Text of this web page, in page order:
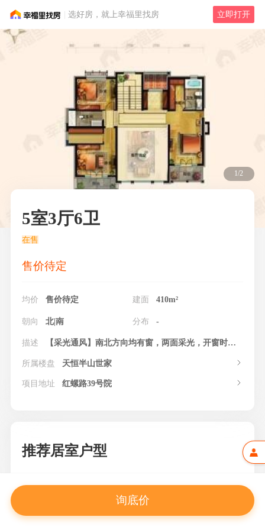
选好房，就上幸福里找房 立即打开
1/2
5室3厅6卫
在售
售价待定
均价 售价待定 建面 410m²
朝向 北|南 分布 -
描述 【采光通风】南北方向均有窗，两面采光，开窗时形成对流，给房间通风换气。 【功能分区】户型动线分布合理，活动便捷，节省时间的同时提高了私密性。
所属楼盘 天恒半山世家
项目地址 红螺路39号院
推荐居室户型
询底价